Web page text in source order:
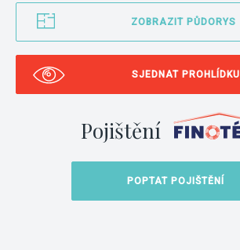
ZOBRAZIT PŮDORYS
SJEDNAT PROHLÍDKU
Pojištění
POPTAT POJIŠTĚNÍ